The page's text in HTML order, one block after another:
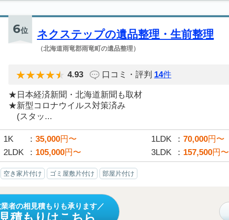
6位 ネクステップの遺品整理・生前整理
（北海道雨竜郡雨竜町の遺品整理）
4.93 口コミ・評判 14件
★日本経済新聞・北海道新聞も取材
★新型コロナウイルス対策済み
(スタッ...
1K 35,000円〜 1LDK 70,000円〜
2LDK
105,000円〜 3LDK 157,500円〜
空き家片付け ゴミ屋敷片付け 部屋片付け
者の相見積もりも承ります
積もりはこちら